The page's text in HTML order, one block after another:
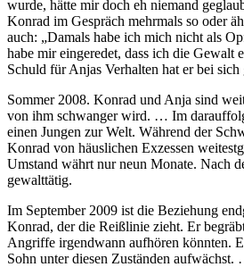
wurde, hätte mir doch eh niemand
Konrad im Gespräch mehrmals so oder
auch: „Damals habe ich mich nicht als
habe mir eingeredet, dass ich die Gewalt
Schuld für Anjas Verhalten hat er bei sich
Sommer 2008. Konrad und Anja sind
von ihm schwanger wird. … Im
einen Jungen zur Welt. Während der
Konrad von häuslichen Exzessen
Umstand währt nur neun Monate. Nach
gewalttätig.
Im September 2009 ist die Beziehung
Konrad, der die Reißlinie zieht. Er
Angriffe irgendwann aufhören könnten.
Sohn unter diesen Zuständen aufwächst.